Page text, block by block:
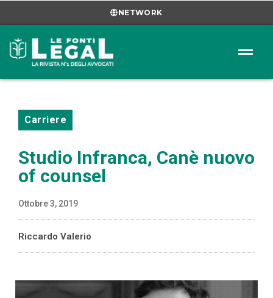
NETWORK
Carriere
Studio Infranca, Canè nuovo
of counsel
Ottobre 3, 2019
Riccardo Valerio